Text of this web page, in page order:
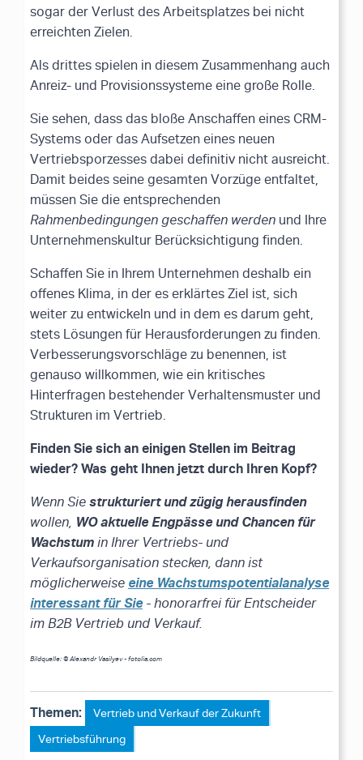
sogar der Verlust des Arbeitsplatzes bei nicht
erreichten Zielen.
Als drittes spielen in diesem Zusammenhang auch
Anreiz- und Provisionssysteme eine große Rolle.
Sie sehen, dass das bloße Anschaffen eines CRM-
Systems oder das Aufsetzen eines neuen
Vertriebsporzesses dabei definitiv nicht ausreicht.
Damit beides seine gesamten Vorzüge entfaltet,
müssen Sie die entsprechenden
Rahmenbedingungen geschaffen werden und Ihre
Unternehmenskultur Berücksichtigung finden.
Schaffen Sie in Ihrem Unternehmen deshalb ein
offenes Klima, in der es erklärtes Ziel ist, sich
weiter zu entwickeln und in dem es darum geht,
stets Lösungen für Herausforderungen zu finden.
Verbesserungsvorschläge zu benennen, ist
genauso willkommen, wie ein kritisches
Hinterfragen bestehender Verhaltensmuster und
Strukturen im Vertrieb.
Finden Sie sich an einigen Stellen im Beitrag
wieder? Was geht Ihnen jetzt durch Ihren Kopf?
Wenn Sie strukturiert und zügig herausfinden
wollen, WO aktuelle Engpässe und Chancen für
Wachstum in Ihrer Vertriebs- und
Verkaufsorganisation stecken, dann ist
möglicherweise eine Wachstumspotentialanalyse
interessant für Sie - honorarfrei für Entscheider
im B2B Vertrieb und Verkauf.
Bildquelle: © Alexandr Vasilyev - fotolia.com
Themen:
Vertrieb und Verkauf der Zukunft
Vertriebsführung